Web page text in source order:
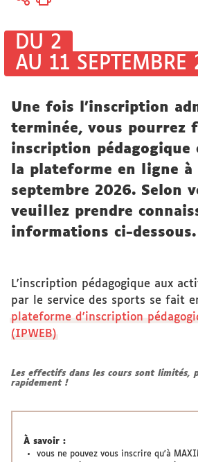
campus
Vie
sportive
DU 2
AU 11 SEPTEMBRE
Une fois l'inscription
terminée, vous pourrez
inscription pédagogique
la plateforme en ligne
septembre 2026. Selon
veuillez prendre
informations ci-dessous.
L'inscription pédagogique aux
par le service des sports se fait
plateforme d'inscription
(IPWEB)
Les effectifs dans les cours sont limités,
rapidement !
À savoir :
vous ne pouvez vous inscrire qu'à